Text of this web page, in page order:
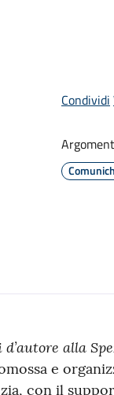
Condividi
alla
e
con il